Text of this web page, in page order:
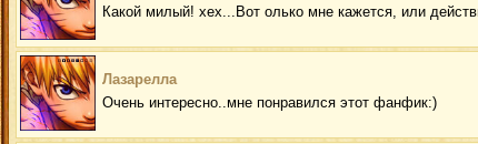
Какой милый! хех...Вот олько мне кажется, или
Лазарелла
Очень интересно..мне понравился этот фанфик:)